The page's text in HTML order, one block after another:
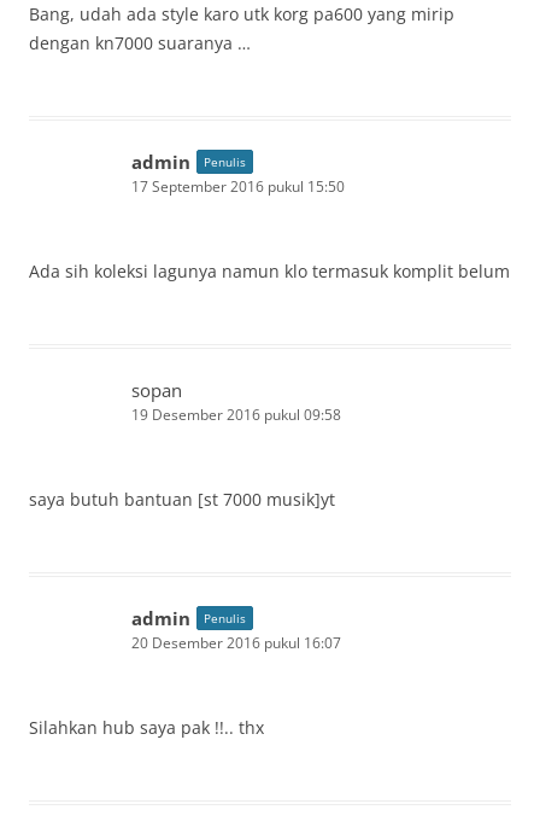
Bang, udah ada style karo utk korg pa600 yang mirip
dengan kn7000 suaranya …
admin Penulis
17 September 2016 pukul 15:50
Ada sih koleksi lagunya namun klo termasuk komplit belum
sopan
19 Desember 2016 pukul 09:58
saya butuh bantuan [st 7000 musik]yt
admin Penulis
20 Desember 2016 pukul 16:07
Silahkan hub saya pak !!.. thx